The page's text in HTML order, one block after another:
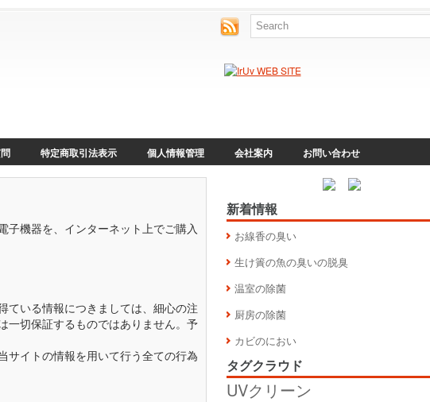
特定商取引法表示 個人情報管理 会社案内 お問い合わせ
子機器を、インターネット上でご購入
ている情報につきましては、細心の注
一切保証するものではありません。予
サイトの情報を用いて行う全ての行為
新着情報
お線香の臭い
生け簀の魚の臭いの脱臭
温室の除菌
厨房の除菌
カビのにおい
タグクラウド
UVクリーン